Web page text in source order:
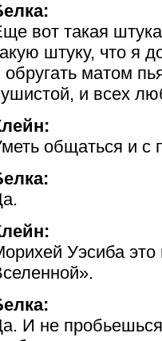
вот такая
штуку, что я
обругать матом
и всех
общаться и с
Уэсиба
И не